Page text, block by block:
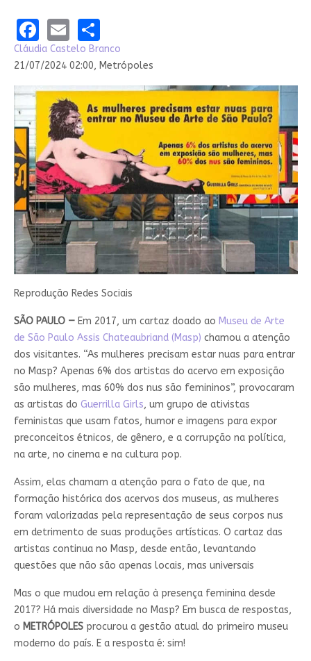
Facebook
EmailShare
Cláudia Castelo Branco
21/07/2024 02:00, Metrópoles
Reprodução Redes Sociais
SÃO PAULO —Em 2017, um cartaz doado ao Museu de Arte
de São Paulo Assis Chateaubriand (Masp) chamou a atenção
dos visitantes. “As mulheres precisam estar nuas para entrar
no Masp? Apenas 6% dos artistas do acervo em exposição
são mulheres, mas 60% dos nus são femininos”, provocaram
as artistas do Guerrilla Girls, um grupo de ativistas
feministas que usam fatos, humor e imagens para expor
preconceitos étnicos, de gênero, e a corrupção na política,
na arte, no cinema e na cultura pop.
Assim, elas chamam a atenção para o fato de que, na
formação histórica dos acervos dos museus, as mulheres
foram valorizadas pela representação de seus corpos nus
em detrimento de suas produções artísticas. O cartaz das
artistas continua no Masp, desde então, levantando
questões que não são apenas locais, mas universais
Mas o que mudou em relação à presença feminina desde
2017? Há mais diversidade no Masp? Em busca de respostas,
o METRÓPOLESprocurou a gestão atual do primeiro museu
moderno do país. E a resposta é: sim!